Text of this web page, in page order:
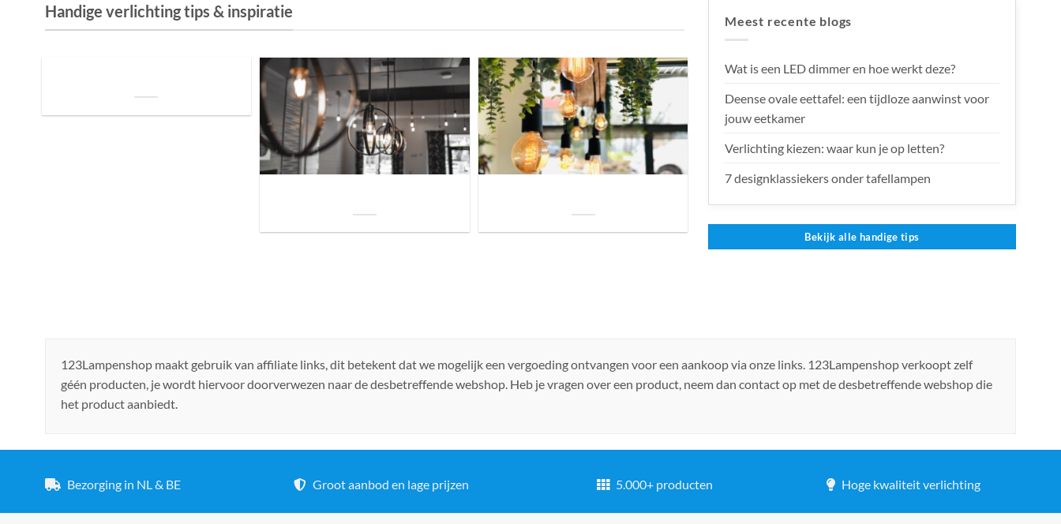
Handige verlichting tips & inspiratie
Meest recente blogs
Wat is een LED dimmer en hoe werkt deze?
Deense ovale eettafel: een tijdloze aanwinst voor
jouw eetkamer
Verlichting kiezen: waar kun je op letten?
7 designklassiekers onder tafellampen
Bekijk alle handige tips
123Lampenshop maakt gebruik van affiliate links, dit betekent dat we mogelijk een vergoeding ontvangen voor een aankoop via onze links. 123Lampenshop verkoopt zelf
géén producten, je wordt hiervoor doorverwezen naar de desbetreffende webshop. Heb je vragen over een product, neem dan contact op met de desbetreffende webshop die
het product aanbiedt.
Bezorging in NL & BE Groot aanbod en lage prijzen 5.000+ producten Hoge kwaliteit verlichting